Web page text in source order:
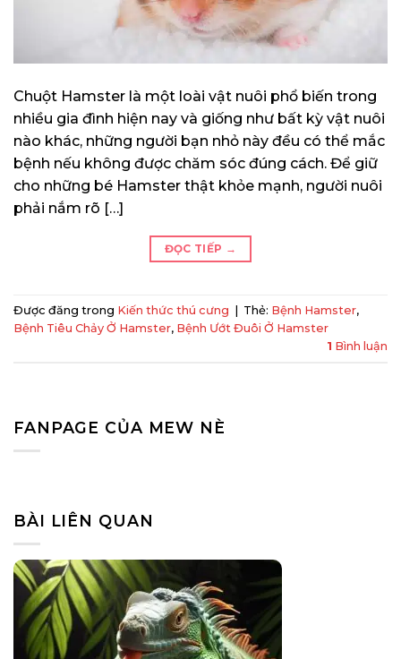
Chuột Hamster là một loài vật nuôi phổ biến trong
nhiều gia đình hiện nay và giống như bất kỳ vật nuôi
nào khác, những người bạn nhỏ này đều có thể mắc
bệnh nếu không được chăm sóc đúng cách. Để giữ
cho những bé Hamster thật khỏe mạnh, người nuôi
phải nắm rõ […]
ĐỌC TIẾP →
Được đăng trong Kiến thức thú cưng Thẻ: Bệnh Hamster,
Bệnh Tiêu Chảy Ở Hamster, Bệnh Ướt Đuôi Ở Hamster
1 Bình luận
FANPAGE CỦA MEW NÈ
BÀI LIÊN QUAN